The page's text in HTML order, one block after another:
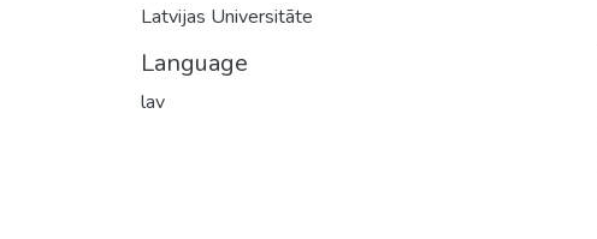
Latvijas Universitāte
Language
lav